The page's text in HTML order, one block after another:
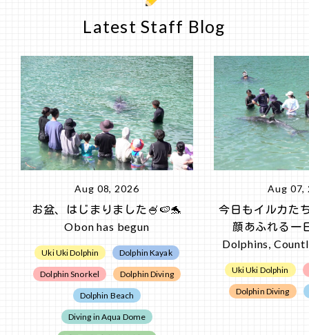
Latest Staff Blog
Aug 08, 2026
お盆、はじまりました🍧🍉🐬
Obon has begun
Uki Uki Dolphin Dolphin Kayak
Dolphin Snorkel Dolphin Diving
Dolphin Beach
Diving in Aqua Dome
Aug 07,
今日もイルカた
顔あふれる
Dolphins,
Uki Uki Dolphin
Dolphin Diving